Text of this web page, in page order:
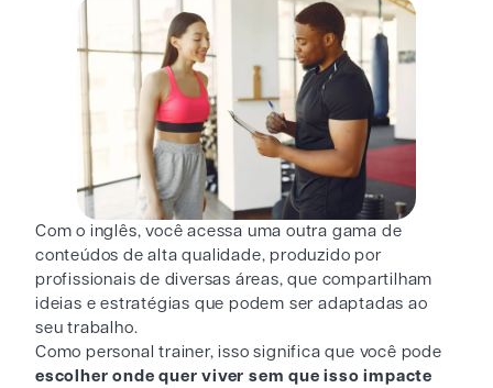
Com o inglês, você acessa uma outra gama de
conteúdos de alta qualidade, produzido por
profissionais de diversas áreas, que compartilham
ideias e estratégias que podem ser adaptadas ao
seu trabalho.
Como personal trainer, isso significa que você pode
escolher onde quer viver sem que isso impacte